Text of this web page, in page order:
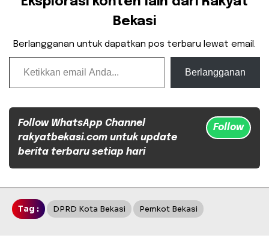
Bekasi
Berlangganan untuk dapatkan pos terbaru lewat email.
Ketikkan email Anda...
Berlangganan
Follow WhatsApp Channel
rakyatbekasi.com untuk update
berita terbaru setiap hari
Follow
Tag : DPRD Kota Bekasi Pemkot Bekasi